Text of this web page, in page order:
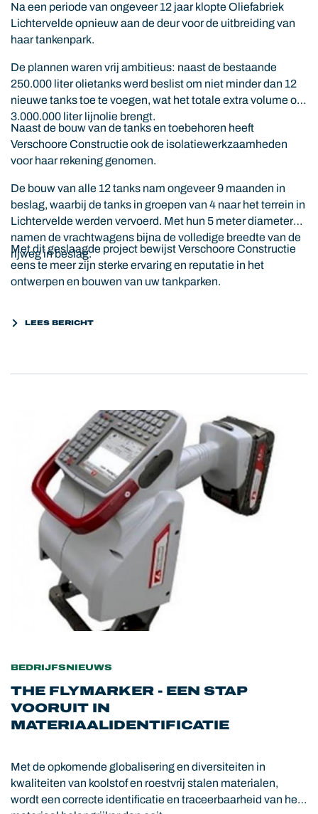
Na een periode van ongeveer 12 jaar klopte Oliefabriek
Lichtervelde opnieuw aan de deur voor de uitbreiding van
haar tankenpark.
De plannen waren vrij ambitieus: naast de bestaande
250.000 liter olietanks werd beslist om niet minder dan 12
nieuwe tanks toe te voegen, wat het totale extra volume op
3.000.000 liter lijnolie brengt.
Naast de bouw van de tanks en toebehoren heeft
Verschoore Constructie ook de isolatiewerkzaamheden
voor haar rekening genomen.
De bouw van alle 12 tanks nam ongeveer 9 maanden in
beslag, waarbij de tanks in groepen van 4 naar het terrein in
Lichtervelde werden vervoerd. Met hun 5 meter diameter
namen de vrachtwagens bijna de volledige breedte van de
rijweg in beslag.
Met dit geslaagde project bewijst Verschoore Constructie
eens te meer zijn sterke ervaring en reputatie in het
ontwerpen en bouwen van uw tankparken.
LEES BERICHT
BEDRIJFSNIEUWS
THE FLYMARKER - EEN STAP
VOORUIT IN
MATERIAALIDENTIFICATIE
Met de opkomende globalisering en diversiteiten in
kwaliteiten van koolstof en roestvrij stalen materialen,
wordt een correcte identificatie en traceerbaarheid van het